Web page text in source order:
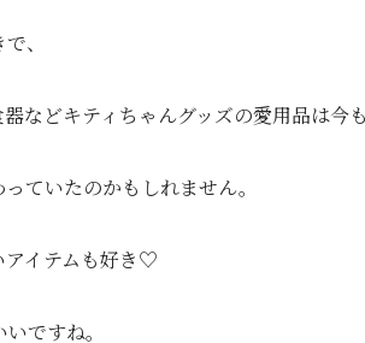
、
などキティちゃんグッズの愛用品は今
ていたのかもしれません。
アイテムも好き♡
ですね。